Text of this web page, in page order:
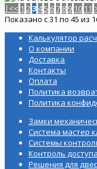
|<< 1 2345 6 7 8 9 10 11
Показано с 31 по 45 из
Калькулятор
О компании
Доставка
Контакты
Оплата
Политика
Политика
Замки
Система мастер
Системы
Контроль
Решения для